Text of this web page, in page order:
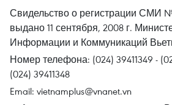
Свидельство о регистрации СМИ №
выдано 11 сентября, 2008 г.
Информации и Коммуникаций
Номер телефона: (024) 39411349 -
(024) 39411348
Email: vietnamplus@vnanet.vn